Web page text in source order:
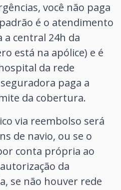
você não paga
é o atendimento
a central 24h da
está na apólice) e é
da rede
paga a
da cobertura.
via reembolso será
de navio, ou se o
conta própria ao
da
se não houver rede